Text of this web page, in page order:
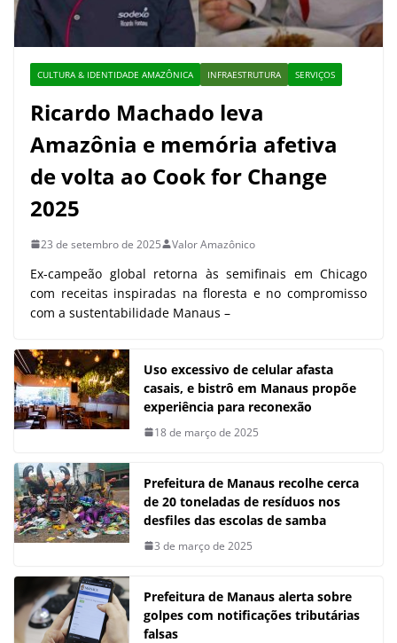
CULTURA & IDENTIDADE AMAZÔNICA INFRAESTRUTURA SERVIÇOS
Ricardo Machado leva
Amazônia e memória afetiva
de volta ao Cook for Change
2025
23 de setembro de 2025 Valor Amazônico
Ex-campeão global retorna às semifinais em Chicago
com receitas inspiradas na floresta e no compromisso
com a sustentabilidade Manaus –
Uso excessivo de celular afasta
casais, e bistrô em Manaus propõe
experiência para reconexão
18 de março de 2025
Prefeitura de Manaus recolhe cerca
de 20 toneladas de resíduos nos
desfiles das escolas de samba
3 de março de 2025
Prefeitura de Manaus alerta sobre
golpes com notificações tributárias
falsas